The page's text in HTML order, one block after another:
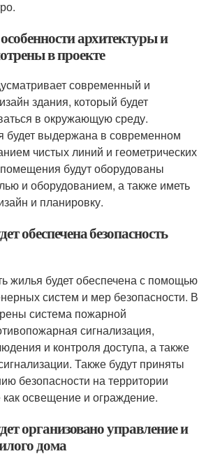
архитектуры и
в проекте
современный и
здания, который будет
в окружающую среду.
будет выдержана в современном
чистых линий и геометрических
будут оборудованы
и оборудованием, а также иметь
и планировку.
обеспечена безопасность
жилья будет обеспечена с помощью
систем и мер безопасности. В
система пожарной
сигнализация,
и контроля доступа, а также
Также будут приняты
безопасности на территории
освещение и ограждение.
организовано управление и
дома